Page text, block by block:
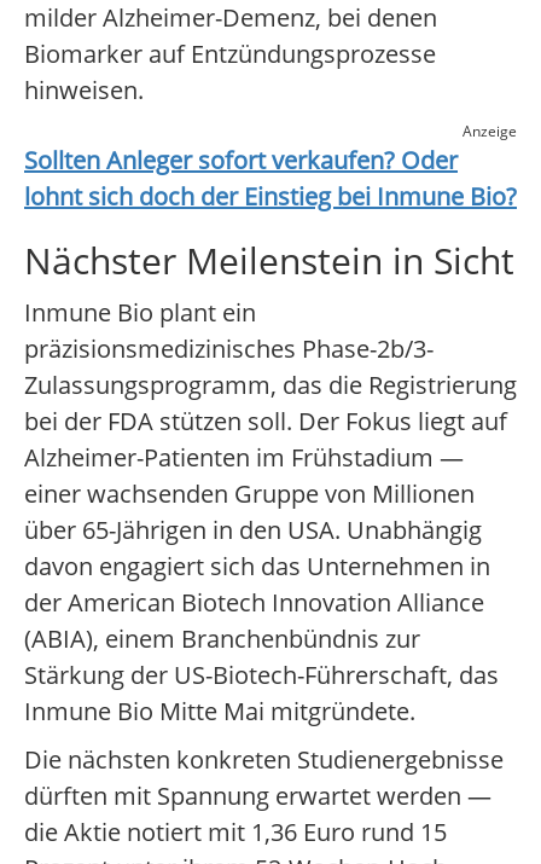
milder Alzheimer-Demenz, bei denen
Biomarker auf Entzündungsprozesse
hinweisen.
Anzeige
Sollten Anleger sofort verkaufen? Oder
lohnt sich doch der Einstieg bei Inmune Bio?
Nächster Meilenstein in Sicht
Inmune Bio plant ein
präzisionsmedizinisches Phase-2b/3-
Zulassungsprogramm, das die Registrierung
bei der FDA stützen soll. Der Fokus liegt auf
Alzheimer-Patienten im Frühstadium —
einer wachsenden Gruppe von Millionen
über 65-Jährigen in den USA. Unabhängig
davon engagiert sich das Unternehmen in
der American Biotech Innovation Alliance
(ABIA), einem Branchenbündnis zur
Stärkung der US-Biotech-Führerschaft, das
Inmune Bio Mitte Mai mitgründete.
Die nächsten konkreten Studienergebnisse
dürften mit Spannung erwartet werden —
die Aktie notiert mit 1,36 Euro rund 15